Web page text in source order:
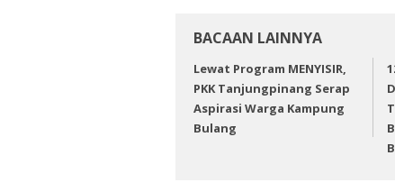
BACAAN LAINNYA
Lewat Program MENYISIR,
PKK Tanjungpinang Serap
Aspirasi Warga Kampung
Bulang